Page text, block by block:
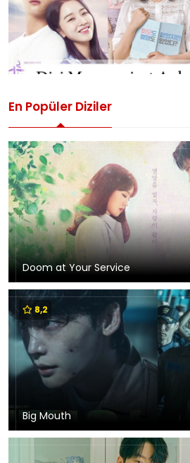
En Popüler Diziler
Doom at Your Service
8,2
Big Mouth